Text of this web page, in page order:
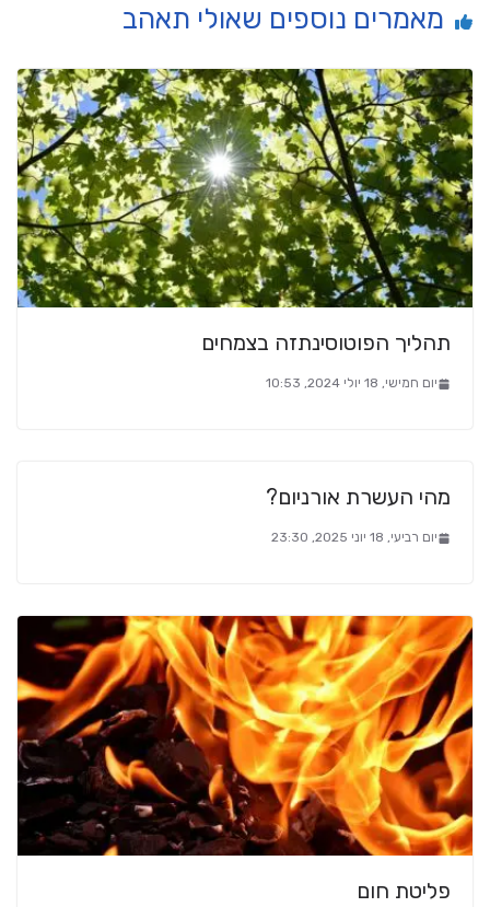
מאמרים נוספים שאולי תאהב
תהליך הפוטוסינתזה בצמחים
יום חמישי, 18 יולי 2024, 10:53
מהי העשרת אורניום?
יום רביעי, 18 יוני 2025, 23:30
פליטת חום